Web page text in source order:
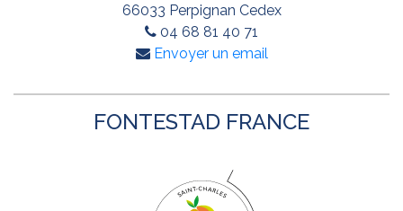
66033 Perpignan Cedex
04 68 81 40 71
Envoyer un email
FONTESTAD FRANCE